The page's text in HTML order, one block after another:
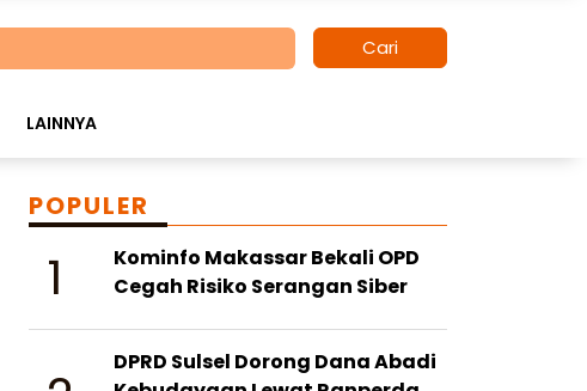
Cari
LAINNYA
POPULER
1
Kominfo Makassar Bekali OPD
Cegah Risiko Serangan Siber
DPRD Sulsel Dorong Dana Abadi